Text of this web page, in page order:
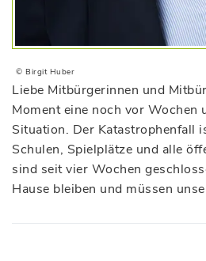
© Birgit Huber
Liebe Mitbürgerinnen und
Moment eine noch vor Wochen
Situation. Der Katastrophenfall
Schulen, Spielplätze und alle
sind seit vier Wochen
Hause bleiben und müssen